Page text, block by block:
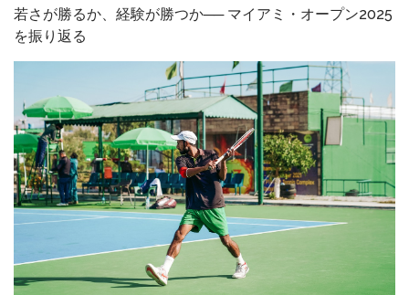
若さが勝るか、経験が勝つか── マイアミ・オープン2025
を振り返る